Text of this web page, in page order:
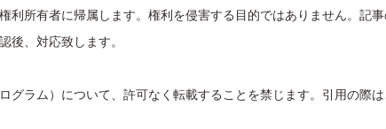
利所有者に帰属します。権利を侵害する目的ではありません。記
後、対応致します。
グラム）について、許可なく転載することを禁じます。引用の際